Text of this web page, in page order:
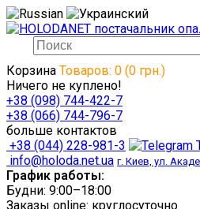
Корзина Товаров: 0 (0 грн.)
Ничего не куплено!
+38 (098) 744-422-7
+38 (066) 744-796-7
больше контактов
+38 (044) 228-981-3
info@holoda.net.ua г. Киев, ул.
График работы:
Будни: 9:00–18:00
Заказы online: круглосуточно